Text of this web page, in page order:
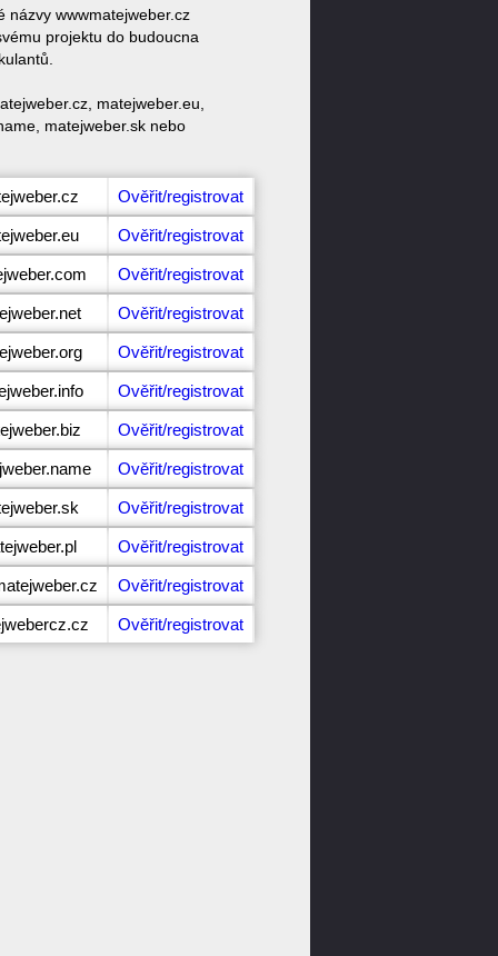
názvy wwwmatejweber.cz
projektu do budoucna
matejweber.eu,
matejweber.sk nebo
Ověřit/registrovat
Ověřit/registrovat
Ověřit/registrovat
Ověřit/registrovat
Ověřit/registrovat
Ověřit/registrovat
Ověřit/registrovat
Ověřit/registrovat
Ověřit/registrovat
Ověřit/registrovat
Ověřit/registrovat
Ověřit/registrovat